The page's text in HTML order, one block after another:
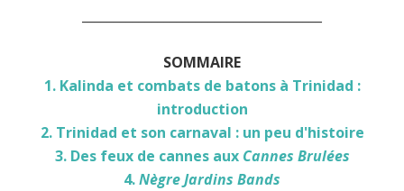
SOMMAIRE
1. Kalinda et combats de batons à Trinidad :
introduction
2. Trinidad et son carnaval : un peu d'histoire
3. Des feux de cannes aux Cannes Brulées
4.Nègre Jardins Bands